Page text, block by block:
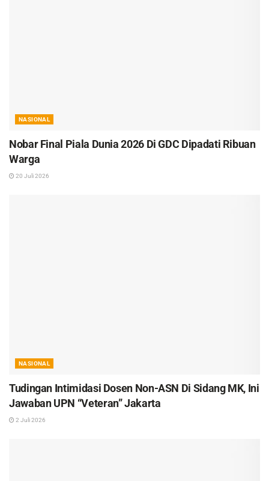
NASIONAL
Nobar Final Piala Dunia 2026 Di GDC Dipadati Ribuan
Warga
20 Juli 2026
NASIONAL
Tudingan Intimidasi Dosen Non-ASN Di Sidang MK, Ini
Jawaban UPN “Veteran” Jakarta
2 Juli 2026